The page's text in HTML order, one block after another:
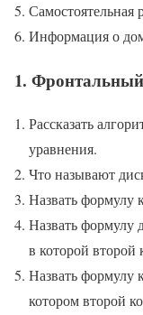
Самостоятельная
Информация о
1.
Рассказать
уравнения.
Что называют
Назвать формулу
Назвать формулу
в которой второй
Назвать формулу
котором второй